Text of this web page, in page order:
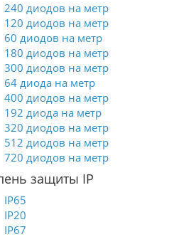
240 диодов на метр
120 диодов на метр
60 диодов на метр
180 диодов на метр
300 диодов на метр
64 диода на метр
400 диодов на метр
192 диода на метр
320 диодов на метр
512 диодов на метр
720 диодов на метр
защиты IP
IP65
IP20
IP67